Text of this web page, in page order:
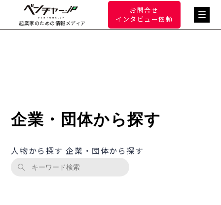
起業家のための情報メディア
お問合せ
インタビュー依頼
企業・団体から探す
人物から探す 企業・団体から探す